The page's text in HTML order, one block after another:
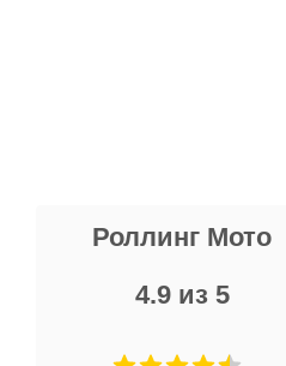
Роллинг Мото
4.9 из 5
Не понравились условия